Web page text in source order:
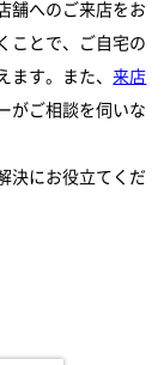
舗へのご来店をお
ことで、ご自宅の
ます。また、来店
がご相談を伺いな
決にお役立てくだ